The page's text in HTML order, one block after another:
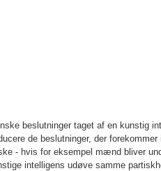
beslutninger taget af en kunstig
de beslutninger, der
- hvis for eksempel mænd bliver
intelligens udøve samme